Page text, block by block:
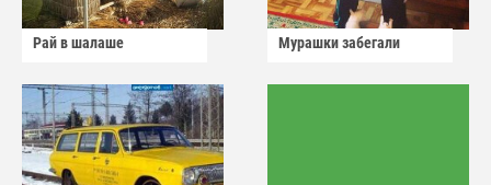
Рай в шалаше Мурашки забегали